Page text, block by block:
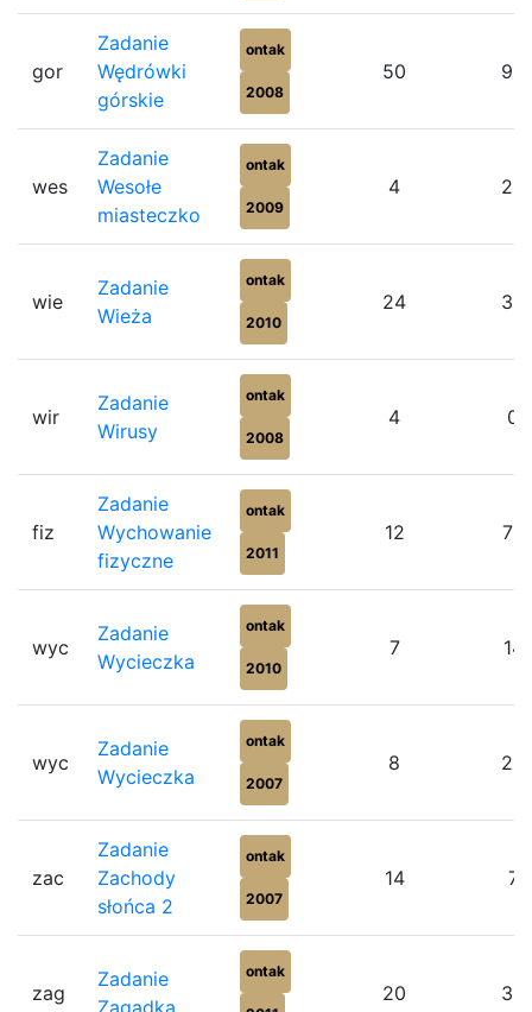
gor
Zadanie
Wędrówki
górskie
ontak
2008
50
wes
Zadanie
Wesołe
miasteczko
ontak
2009
4
wie
Zadanie
Wieża
ontak
2010
24
wir
Zadanie
Wirusy
ontak
2008
4
fiz
Zadanie
Wychowanie
fizyczne
ontak
2011
12
wyc
Zadanie
Wycieczka
ontak
2010
7
wyc
Zadanie
Wycieczka
ontak
2007
8
zac
Zadanie
Zachody
słońca 2
ontak
2007
14
zag
Zadanie
Zagadka
ontak
20